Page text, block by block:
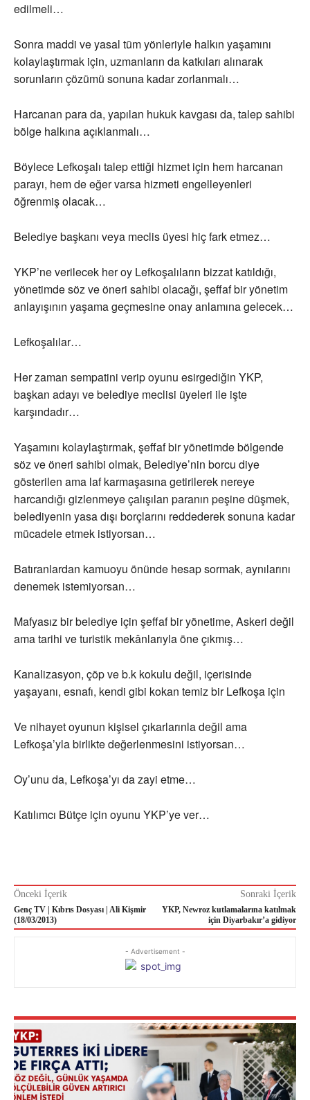
edilmeli…
Sonra maddi ve yasal tüm yönleriyle halkın yaşamını
kolaylaştırmak için, uzmanların da katkıları alınarak
sorunların çözümü sonuna kadar zorlanmalı…
Harcanan para da, yapılan hukuk kavgası da, talep sahibi
bölge halkına açıklanmalı…
Böylece Lefkoşalı talep ettiği hizmet için hem harcanan
parayı, hem de eğer varsa hizmeti engelleyenleri
öğrenmiş olacak…
Belediye başkanı veya meclis üyesi hiç fark etmez…
YKP’ne verilecek her oy Lefkoşalıların bizzat katıldığı,
yönetimde söz ve öneri sahibi olacağı, şeffaf bir yönetim
anlayışının yaşama geçmesine onay anlamına gelecek…
Lefkoşalılar…
Her zaman sempatini verip oyunu esirgediğin YKP,
başkan adayı ve belediye meclisi üyeleri ile işte
karşındadır…
Yaşamını kolaylaştırmak, şeffaf bir yönetimde bölgende
söz ve öneri sahibi olmak, Belediye’nin borcu diye
gösterilen ama laf karmaşasına getirilerek nereye
harcandığı gizlenmeye çalışılan paranın peşine düşmek,
belediyenin yasa dışı borçlarını reddederek sonuna kadar
mücadele etmek istiyorsan…
Batıranlardan kamuoyu önünde hesap sormak, aynılarını
denemek istemiyorsan…
Mafyasız bir belediye için şeffaf bir yönetime, Askeri değil
ama tarihi ve turistik mekânlarıyla öne çıkmış…
Kanalizasyon, çöp ve b.k kokulu değil, içerisinde
yaşayanı, esnafı, kendi gibi kokan temiz bir Lefkoşa için
Ve nihayet oyunun kişisel çıkarlarınla değil ama
Lefkoşa’yla birlikte değerlenmesini istiyorsan…
Oy’unu da, Lefkoşa’yı da zayi etme…
Katılımcı Bütçe için oyunu YKP’ye ver…
Önceki İçerik
Genç TV | Kıbrıs Dosyası | Ali Kişmir
(18/03/2013)
Sonraki İçerik
YKP, Newroz kutlamalarına katılmak
için Diyarbakır’a gidiyor
- Advertisement -